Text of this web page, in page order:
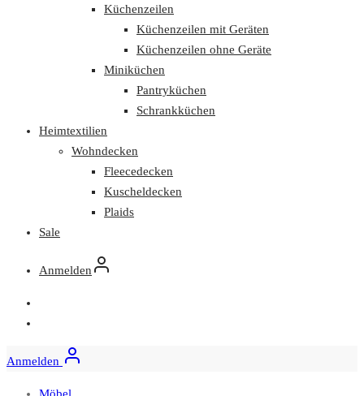
Küchenzeilen
Küchenzeilen mit Geräten
Küchenzeilen ohne Geräte
Miniküchen
Pantryküchen
Schrankküchen
Heimtextilien
Wohndecken
Fleecedecken
Kuscheldecken
Plaids
Sale
Anmelden
Anmelden